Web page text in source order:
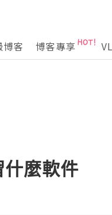
博客 博客專享
麼軟件